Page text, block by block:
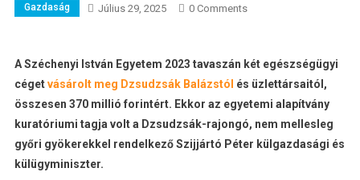
Gazdaság Július 29, 2025 0 Comments
A Széchenyi István Egyetem 2023 tavaszán két egészségügyi
cégetvásárolt meg Dzsudzsák Balázstól és üzlettársaitól,
összesen 370 millió forintért. Ekkor az egyetemi alapítvány
kuratóriumi tagja volt a Dzsudzsák-rajongó, nem mellesleg
győri gyökerekkel rendelkező Szijjártó Péter külgazdasági és
külügyminiszter.